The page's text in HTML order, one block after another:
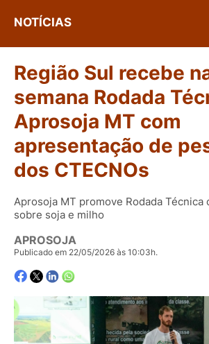
NOTÍCIAS
Região Sul recebe
semana Rodada
Aprosoja MT com
apresentação de
dos CTECNOs
Aprosoja MT promove Rodada Técnica
sobre soja e milho
APROSOJA
Publicado em 22/05/2026 às 10:03h.